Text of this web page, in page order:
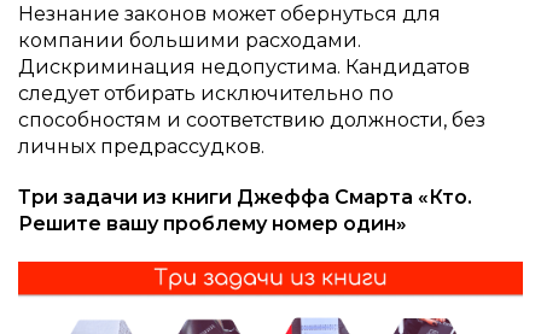
Незнание законов может обернуться для
компании большими расходами.
Дискриминация недопустима. Кандидатов
следует отбирать исключительно по
способностям и соответствию должности, без
личных предрассудков.
Три задачи из книги Джеффа Смарта «Кто.
Решите вашу проблему номер один»